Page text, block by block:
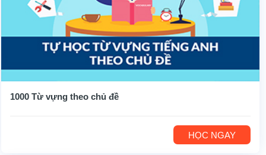
1000 Từ vựng theo chủ đề
HỌC NGAY